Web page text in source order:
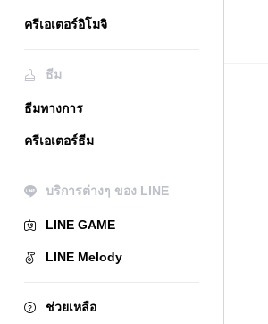
ครีเอเตอร์อิโมจิ
ธีม
ธีมทางการ
ครีเอเตอร์ธีม
บริการต่างๆ ของ LINE
LINE GAME
LINE Melody
ช่วยเหลือ